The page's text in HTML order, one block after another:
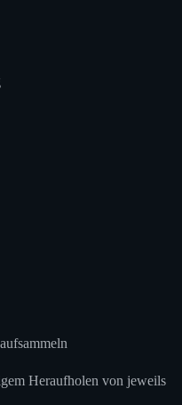
Heraufholen von jeweils